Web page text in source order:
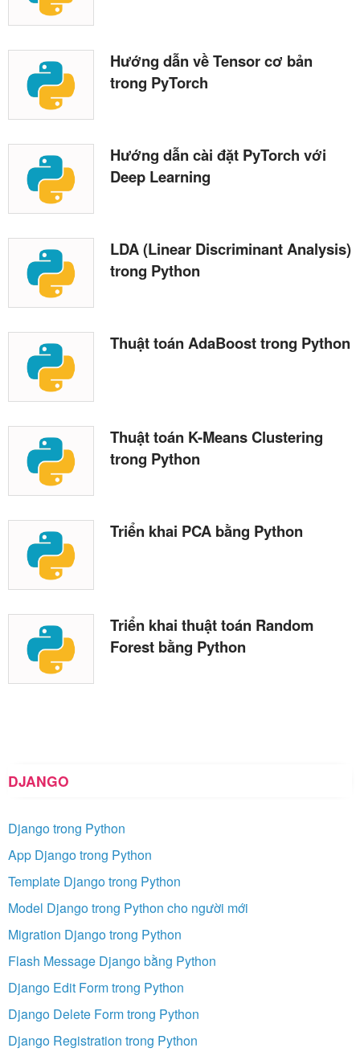
Hướng dẫn về Tensor cơ bản
trong PyTorch
Hướng dẫn cài đặt PyTorch với
Deep Learning
LDA (Linear Discriminant Analysis)
trong Python
Thuật toán AdaBoost trong Python
Thuật toán K-Means Clustering
trong Python
Triển khai PCA bằng Python
Triển khai thuật toán Random
Forest bằng Python
DJANGO
Django trong Python
App Django trong Python
Template Django trong Python
Model Django trong Python cho người mới
Migration Django trong Python
Flash Message Django bằng Python
Django Edit Form trong Python
Django Delete Form trong Python
Django Registration trong Python